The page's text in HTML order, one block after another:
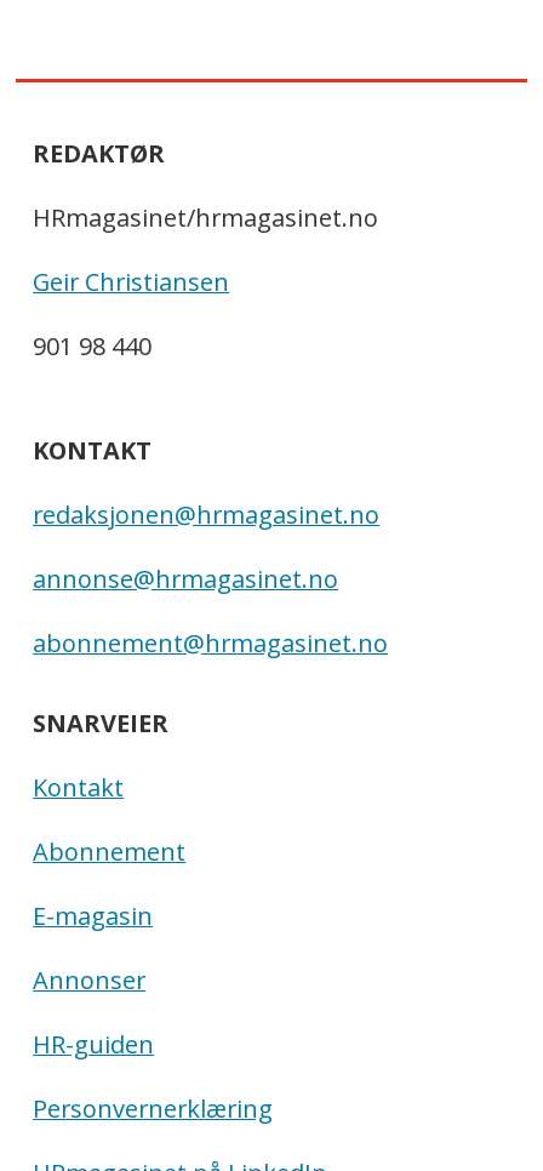
REDAKTØR
HRmagasinet/hrmagasinet.no
Geir Christiansen
901 98 440
KONTAKT
redaksjonen@hrmagasinet.no
annonse@hrmagasinet.no
abonnement@hrmagasinet.no
SNARVEIER
Kontakt
Abonnement
E-magasin
Annonser
HR-guiden
Personvernerklæring